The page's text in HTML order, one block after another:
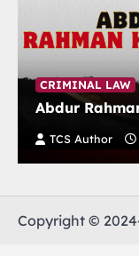
CRIMINAL LAW
Abdur
TCS Author
Copyright ©